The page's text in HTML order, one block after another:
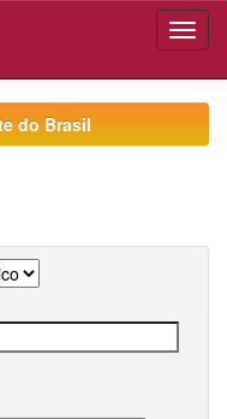
do Brasil